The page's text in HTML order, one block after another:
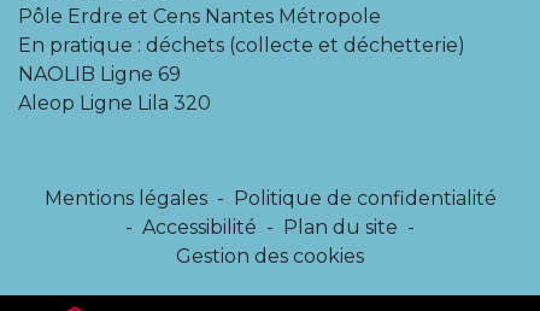
Pôle Erdre et Cens Nantes Métropole
En pratique : déchets (collecte et déchetterie)
NAOLIB Ligne 69
Aleop Ligne Lila 320
Mentions légales - Politique de confidentialité
- Accessibilité - Plan du site -
Gestion des cookies